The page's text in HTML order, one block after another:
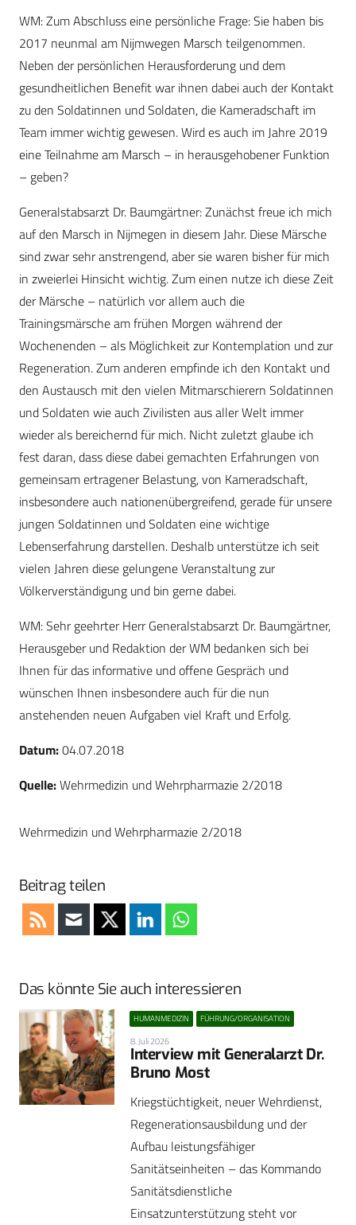
WM: Zum Abschluss eine persönliche Frage: Sie haben bis
2017 neunmal am Nijmwegen Marsch teilgenommen.
Neben der persönlichen Herausforderung und dem
gesundheitlichen Benefit war ihnen dabei auch der Kontakt
zu den Soldatinnen und Soldaten, die Kameradschaft im
Team immer wichtig gewesen. Wird es auch im Jahre 2019
eine Teilnahme am Marsch – in herausgehobener Funktion
– geben?
Generalstabsarzt Dr. Baumgärtner: Zunächst freue ich mich
auf den Marsch in Nijmegen in diesem Jahr. Diese Märsche
sind zwar sehr anstrengend, aber sie waren bisher für mich
in zweierlei Hinsicht wichtig. Zum einen nutze ich diese Zeit
der Märsche – natürlich vor allem auch die
Trainingsmärsche am frühen Morgen während der
Wochenenden – als Möglichkeit zur Kontemplation und zur
Regeneration. Zum anderen empfinde ich den Kontakt und
den Austausch mit den vielen Mitmarschierern Soldatinnen
und Soldaten wie auch Zivilisten aus aller Welt immer
wieder als bereichernd für mich. Nicht zuletzt glaube ich
fest daran, dass diese dabei gemachten Erfahrungen von
gemeinsam ertragener Belastung, von Kameradschaft,
insbesondere auch nationenübergreifend, gerade für unsere
jungen Soldatinnen und Soldaten eine wichtige
Lebenserfahrung darstellen. Deshalb unterstütze ich seit
vielen Jahren diese gelungene Veranstaltung zur
Völkerverständigung und bin gerne dabei.
WM: Sehr geehrter Herr Generalstabsarzt Dr. Baumgärtner,
Herausgeber und Redaktion der WM bedanken sich bei
Ihnen für das informative und offene Gespräch und
wünschen Ihnen insbesondere auch für die nun
anstehenden neuen Aufgaben viel Kraft und Erfolg.
Datum:04.07.2018
Quelle:Wehrmedizin und Wehrpharmazie 2/2018
Wehrmedizin und Wehrpharmazie 2/2018
Beitrag teilen
Das könnte Sie auch interessieren
HUMANMEDIZIN FÜHRUNG/ORGANISATION
8. Juli 2026
Interview mit Generalarzt Dr.
Bruno Most
Kriegstüchtigkeit, neuer Wehrdienst,
Regenerationsausbildung und der
Aufbau leistungsfähiger
Sanitätseinheiten – das Kommando
Sanitätsdienstliche
Einsatzunterstützung steht vor